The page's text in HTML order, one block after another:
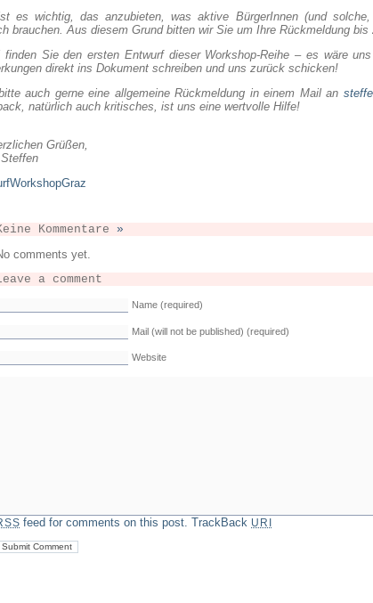
es wichtig, das anzubieten, was aktive BürgerInnen (und
brauchen. Aus diesem Grund bitten wir Sie um Ihre Rückmeldung bis
finden Sie den ersten Entwurf dieser Workshop-Reihe – es wäre
direkt ins Dokument schreiben und uns zurück schicken!
auch gerne eine allgemeine Rückmeldung in einem Mail an
natürlich auch kritisches, ist uns eine wertvolle Hilfe!
Grüßen,
Kommentare »
comments yet.
a comment
Name (required)
Mail (will not be published) (required)
Website
feed for comments on this post. TrackBack URI